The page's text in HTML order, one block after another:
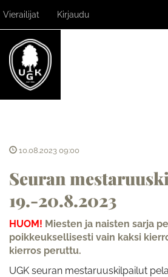
Vierailijat Kirjaudu
10.08.2023 09:00
Seuran
19.-20.8.2023
HUOM! Miesten ja naisten sarja
poikkeuksellisesti vain kaksi
kierros peruttu.
UGK seuran mestaruuskilpailut